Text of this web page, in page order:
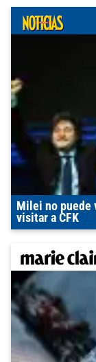
Milei no puede
visitar a CFK